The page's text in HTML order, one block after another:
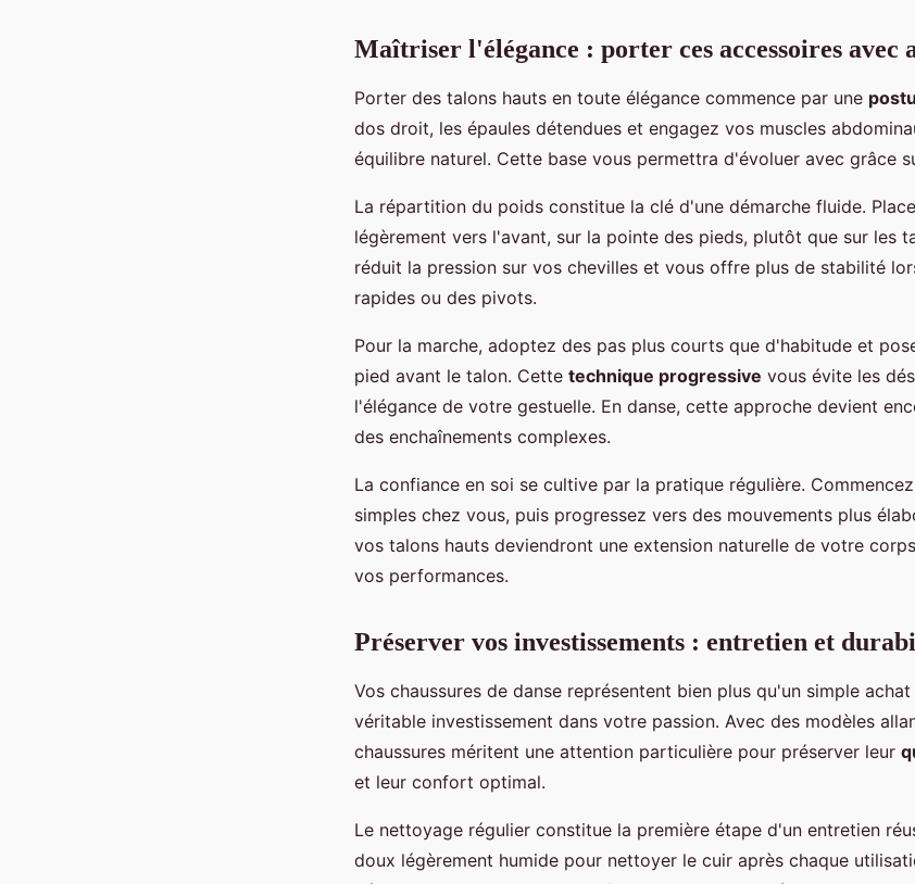
Maîtriser l'élégance : porter ces accessoires avec
Porter des talons hauts en toute élégance commence par une
dos droit, les épaules détendues et engagez vos muscles
équilibre naturel. Cette base vous permettra d'évoluer avec grâce
La répartition du poids constitue la clé d'une démarche fluide.
légèrement vers l'avant, sur la pointe des pieds, plutôt que sur les
réduit la pression sur vos chevilles et vous offre plus de stabilité
rapides ou des pivots.
Pour la marche, adoptez des pas plus courts que d'habitude et
pied avant le talon. Cette technique progressive vous évite les
l'élégance de votre gestuelle. En danse, cette approche devient
des enchaînements complexes.
La confiance en soi se cultive par la pratique régulière.
simples chez vous, puis progressez vers des mouvements plus
vos talons hauts deviendront une extension naturelle de votre
vos performances.
Préserver vos investissements : entretien et
Vos chaussures de danse représentent bien plus qu'un simple
véritable investissement dans votre passion. Avec des modèles
chaussures méritent une attention particulière pour préserver leur
et leur confort optimal.
Le nettoyage régulier constitue la première étape d'un entretien
doux légèrement humide pour nettoyer le cuir après chaque